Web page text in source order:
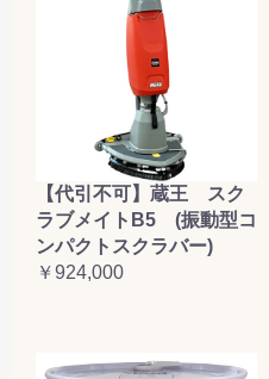
【代引不可】蔵王 スク
ラブメイトB5 (振動型コ
ンパクトスクラバー)
￥924,000